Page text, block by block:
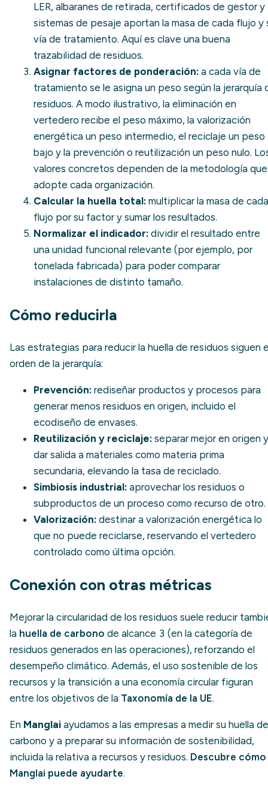
LER, albaranes de retirada, certificados de gestor y
sistemas de pesaje aportan la masa de cada flujo y
vía de tratamiento. Aquí es clave una buena
trazabilidad de residuos.
Asignar factores de ponderación: a cada vía de
tratamiento se le asigna un peso según la jerarquía
residuos. A modo ilustrativo, la eliminación en
vertedero recibe el peso máximo, la valorización
energética un peso intermedio, el reciclaje un peso
bajo y la prevención o reutilización un peso nulo.
valores concretos dependen de la metodología que
adopte cada organización.
Calcular la huella total: multiplicar la masa de cada
flujo por su factor y sumar los resultados.
Normalizar el indicador: dividir el resultado entre
una unidad funcional relevante (por ejemplo, por
tonelada fabricada) para poder comparar
instalaciones de distinto tamaño.
Cómo reducirla
Las estrategias para reducir la huella de residuos siguen
orden de la jerarquía:
Prevención: rediseñar productos y procesos para
generar menos residuos en origen, incluido el
ecodiseño de envases.
Reutilización y reciclaje: separar mejor en origen y
dar salida a materiales como materia prima
secundaria, elevando la tasa de reciclado.
Simbiosis industrial: aprovechar los residuos o
subproductos de un proceso como recurso de otro.
Valorización: destinar a valorización energética lo
que no puede reciclarse, reservando el vertedero
controlado como última opción.
Conexión con otras métricas
Mejorar la circularidad de los residuos suele reducir
la huella de carbono de alcance 3 (en la categoría de
residuos generados en las operaciones), reforzando el
desempeño climático. Además, el uso sostenible de los
recursos y la transición a una economía circular figuran
entre los objetivos de la Taxonomía de la UE.
En Manglai ayudamos a las empresas a medir su huella de
carbono y a preparar su información de sostenibilidad,
incluida la relativa a recursos y residuos. Descubre cómo
Manglai puede ayudarte.